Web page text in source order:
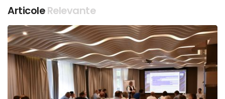
ArticoleRelevante